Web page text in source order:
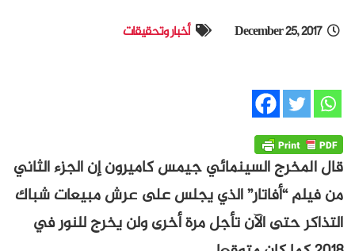
December 25, 2017 أخبار وتحقيقات
قال المخرج السينمائي جيمس كاميرون إن الجزء الثاني
من فيلم “أفاتار” الذي يجلس على عرش مبيعات شباك
التذاكر حتى الآن تأجل مرة أخرى ولن يخرج للنور في